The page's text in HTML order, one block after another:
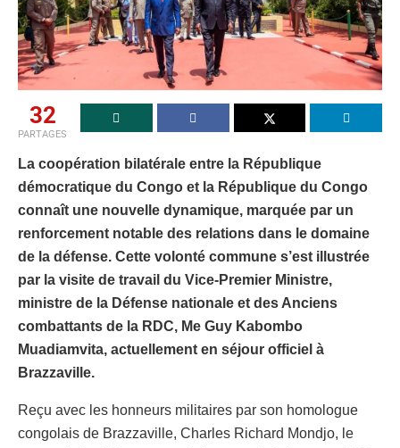
32
PARTAGES
La coopération bilatérale entre la République
démocratique du Congo et la République du Congo
connaît une nouvelle dynamique, marquée par un
renforcement notable des relations dans le domaine
de la défense. Cette volonté commune s’est illustrée
par la visite de travail du Vice-Premier Ministre,
ministre de la Défense nationale et des Anciens
combattants de la RDC, Me Guy Kabombo
Muadiamvita, actuellement en séjour officiel à
Brazzaville.
Reçu avec les honneurs militaires par son homologue
congolais de Brazzaville, Charles Richard Mondjo, le